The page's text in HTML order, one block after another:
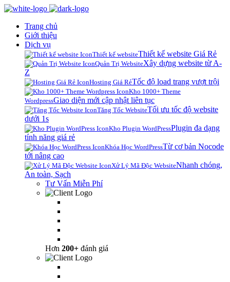
Trang chủ
Giới thiệu
Dịch vụ
Thiết kế websiteThiết kế website Giá Rẻ
Quản Trị WebsiteXây dựng website từ A-
Z
Hosting Giá RẻTốc độ load trang vượt trội
Kho 1000+ Theme
WordpressGiao diện mới cập nhật liên tục
Tăng Tốc WebsiteTối ưu tốc độ website
dưới 1s
Kho Plugin WordPressPlugin đa dạng
tính năng giá rẻ
Khóa Học WordPressTừ cơ bản Nocode
tới nâng cao
Xử Lý Mã Độc WebsiteNhanh chóng,
An toàn, Sạch
Tư Vấn Miễn Phí
Hơn 200+ đánh giá